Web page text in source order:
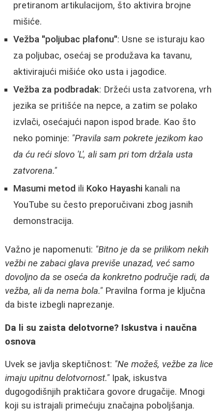
pretiranom artikulacijom, što aktivira brojne
mišiće.
Vežba "poljubac plafonu": Usne se isturaju kao
za poljubac, osećaj se produžava ka tavanu,
aktivirajući mišiće oko usta i jagodice.
Vežba za podbradak: Držeći usta zatvorena, vrh
jezika se pritišće na nepce, a zatim se polako
izvlači, osećajući napon ispod brade. Kao što
neko pominje: "Pravila sam pokrete jezikom kao
da ću reći slovo 'L', ali sam pri tom držala usta
zatvorena."
Masumi metod ili Koko Hayashi kanali na
YouTube su često preporučivani zbog jasnih
demonstracija.
Važno je napomenuti: "Bitno je da se prilikom nekih
vežbi ne zabaci glava previše unazad, već samo
dovoljno da se oseća da konkretno područje radi, da
vežba, ali da nema bola." Pravilna forma je ključna
da biste izbegli naprezanje.
Da li su zaista delotvorne? Iskustva i naučna
osnova
Uvek se javlja skeptičnost: "Ne možeš, vežbe za lice
imaju upitnu delotvornost." Ipak, iskustva
dugogodišnjih praktičara govore drugačije. Mnogi
koji su istrajali primećuju značajna poboljšanja.